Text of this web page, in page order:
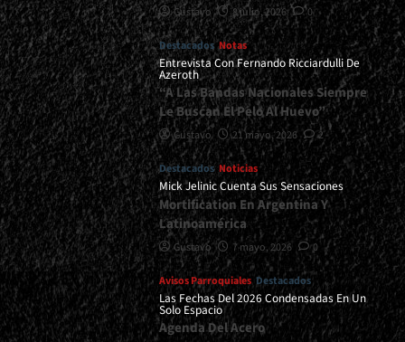
Gustavo 8 julio, 2026 0
Destacados Notas
Entrevista Con Fernando Ricciardulli De
Azeroth
“A Las Bandas Nacionales Siempre
Le Buscan El Pelo Al Huevo”
Gustavo 21 mayo, 2026 2
Destacados Noticias
Mick Jelinic Cuenta Sus Sensaciones
Mortification En Argentina Y
Latinoamérica
Gustavo 7 mayo, 2026 0
Avisos Parroquiales Destacados
Las Fechas Del 2026 Condensadas En Un
Solo Espacio
Agenda Del Acero